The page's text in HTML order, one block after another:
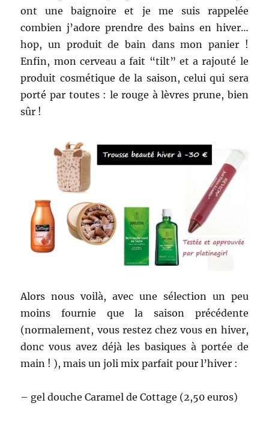
ont une baignoire et je me suis rappelée
combien j’adore prendre des bains en hiver…
hop, un produit de bain dans mon panier !
Enfin, mon cerveau a fait “tilt” et a rajouté le
produit cosmétique de la saison, celui qui sera
porté par toutes : le rouge à lèvres prune, bien
sûr !
Alors nous voilà, avec une sélection un peu
moins fournie que la saison précédente
(normalement, vous restez chez vous en hiver,
donc vous avez déjà les basiques à portée de
main ! ), mais un joli mix parfait pour l’hiver :
– gel douche Caramel de Cottage (2,50 euros)